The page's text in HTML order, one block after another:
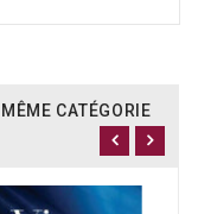
CATÉGORIE